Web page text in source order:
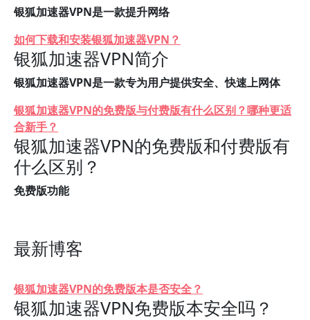
银狐加速器VPN是一款提升网络
如何下载和安装银狐加速器VPN？
银狐加速器VPN简介
银狐加速器VPN是一款专为用户提供安全、快速上网体
银狐加速器VPN的免费版与付费版有什么区别？哪种更适
合新手？
银狐加速器VPN的免费版和付费版有
什么区别？
免费版功能
最新博客
银狐加速器VPN的免费版本是否安全？
银狐加速器VPN免费版本安全吗？